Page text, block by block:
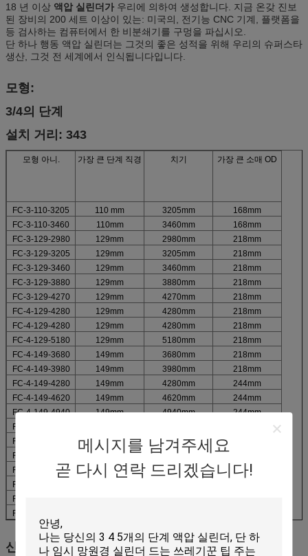
메시지를 남겨주세요
곧 다시 연락 드리겠습니다!
18 년 이상 액압 실린더가 우리에 의하여 생성합니다. 지금 온갖 진보
된 장비의 200 세트 이상이 있는: 미국의, 전기능 CNC 기계, 플랫폼을
등 검사하는 컴퓨터에서 한 비분쇄기를 구멍을 파십시오.
단 하나 행동 액압 실린더는 그것의 좋은 성적을 위해 우리의 슈퍼스타
생산, 그것 전 세계에서 인식됩니다입니다.
모형:
3/4의 단계
설치 거리: 343
모형 아니. 가장 큰 단계 직경 치기 가장 큰 소매 OD
FC-3-110-3205 110 mm 3205mm
168mm
FC-3-110-3460
110mm 3460mm
168mm
FC-3-129-2980
129mm 2980mm
218mm
FC-3-129-3205
129mm 3205mm
218mm
FC-3-129-3460
129mm 3460mm
218mm
FC-3-129-3880
129mm 3880mm
218mm
FC-3-129-4270
129mm 4270mm
218mm
FC-4-129-4280
129mm 4280mm
218mm
FC-4-129-4280
129mm 4280mm
218mm
FC-4-129-5180
129mm 5180mm
218mm
FC-4-149-3680
149mm 3680mm
218mm
FC-4-149-3980
149mm 3980mm
218mm
FC-4-149-4280
149mm 4280mm
244mm
FC-4-149-4620
149mm 4620mm
244mm
FC-4-149-4940
149mm 4940mm
244mm
FC-4-149-5180
FC-4-149-5460
149mm 5460mm
FC-4-169-4280
169mm 4280mm
FC-4-169-4620
169mm 4620mm
244mm
FC-4-169-4940
FC-4-169-5180
FC-4-169-5460
신청: